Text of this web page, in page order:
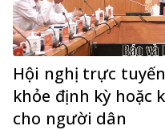
Hội nghị trực
khỏe định kỳ hoặc
cho người dân